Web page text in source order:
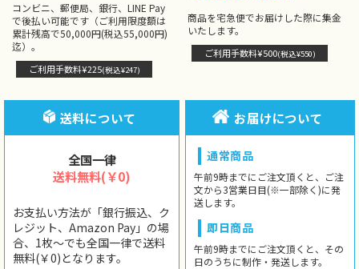
コンビニ、郵便局、銀行、LINE Pay
で後払い可能です（ご利用限度額は
累計残高で50,000円(税込55,000円)
迄）。
ご利用手数料¥225(税込¥247)
商品を宅急便でお届けした際に集金
いたします。
ご利用手数料¥500(税込¥550)
送料について
全国一律
送料無料(￥0)
お支払い方法が「銀行振込、ク
レジット、Amazon Pay」の場
合、1枚〜でも全国一律で送料
無料(￥0)となります。
お届けについて
通常商品
午前9時までにご注文頂くと、ご注
文から3営業日目(※一部除く)に発
送します。
即日商品
午前9時までにご注文頂くと、その
日のうちに制作・発送します。